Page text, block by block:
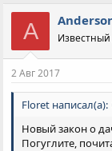
A Известный
2 Авг 2017
Floret написал(а):
Новый закон о
Погуглите,